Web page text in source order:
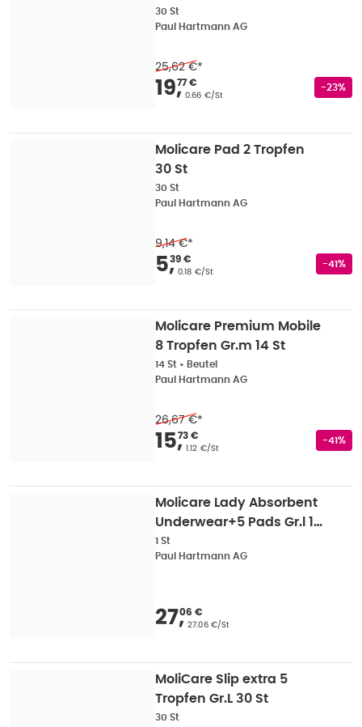
30 St
Paul Hartmann AG
25,62 €*
Verkaufspreis
19,
77 €
Grundpreis
0.66 €/St
-23%
Molicare Pad 2 Tropfen
30 St
30 St
Paul Hartmann AG
9,14 €*
Verkaufspreis 5,39
5,
39 €
Grundpreis
0.18 €/St
-41%
Molicare Premium Mobile
8 Tropfen Gr.m 14 St
14 St • Beutel
Paul Hartmann AG
26,67 €*
Verkaufspreis
15,
73 €
Grundpreis
1.12 €/St
-41%
Molicare Lady Absorbent
Underwear+5 Pads Gr.l 1
St
1 St
Paul Hartmann AG
Verkaufspreis
27,
06 €
Grundpreis
27.06 €/St
MoliCare Slip extra 5
Tropfen Gr.L 30 St
30 St